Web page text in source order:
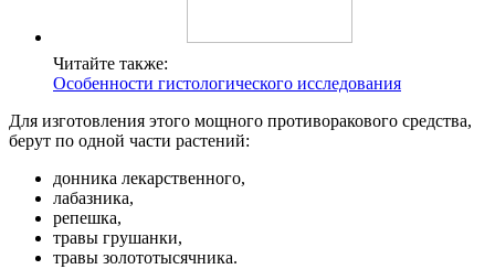
Читайте также:
Особенности гистологического исследования
Для изготовления этого мощного противоракового средства,
берут по одной части растений:
донника лекарственного,
лабазника,
репешка,
травы грушанки,
травы золототысячника.